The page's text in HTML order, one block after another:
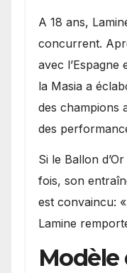
A 18 ans,
concurrent.
avec l’Espagne
la Masia a
des champions
des
Si le Ballon
fois, son
est convaincu:
Lamine
Modèle